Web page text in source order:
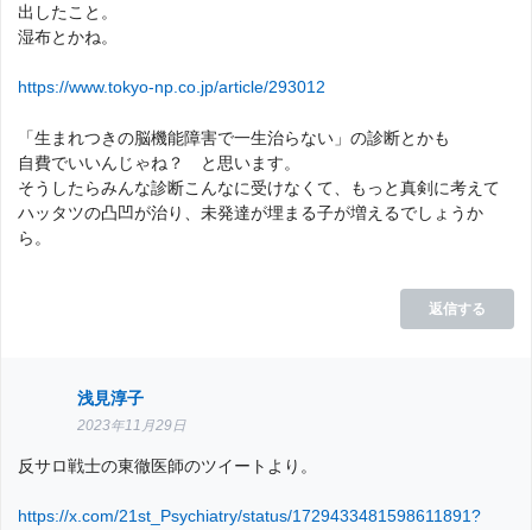
出したこと。
湿布とかね。
https://www.tokyo-np.co.jp/article/293012
「生まれつきの脳機能障害で一生治らない」の診断とかも
自費でいいんじゃね？ と思います。
そうしたらみんな診断こんなに受けなくて、もっと真剣に考えて
ハッタツの凸凹が治り、未発達が埋まる子が増えるでしょうか
ら。
返信する
浅見淳子
2023年11月29日
反サロ戦士の東徹医師のツイートより。
https://x.com/21st_Psychiatry/status/1729433481598611891?